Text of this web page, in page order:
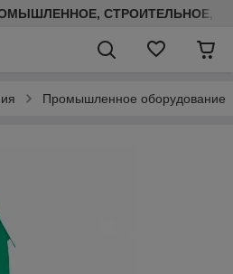
СТРОИТЕЛЬНОЕ,
Промышленное оборудование